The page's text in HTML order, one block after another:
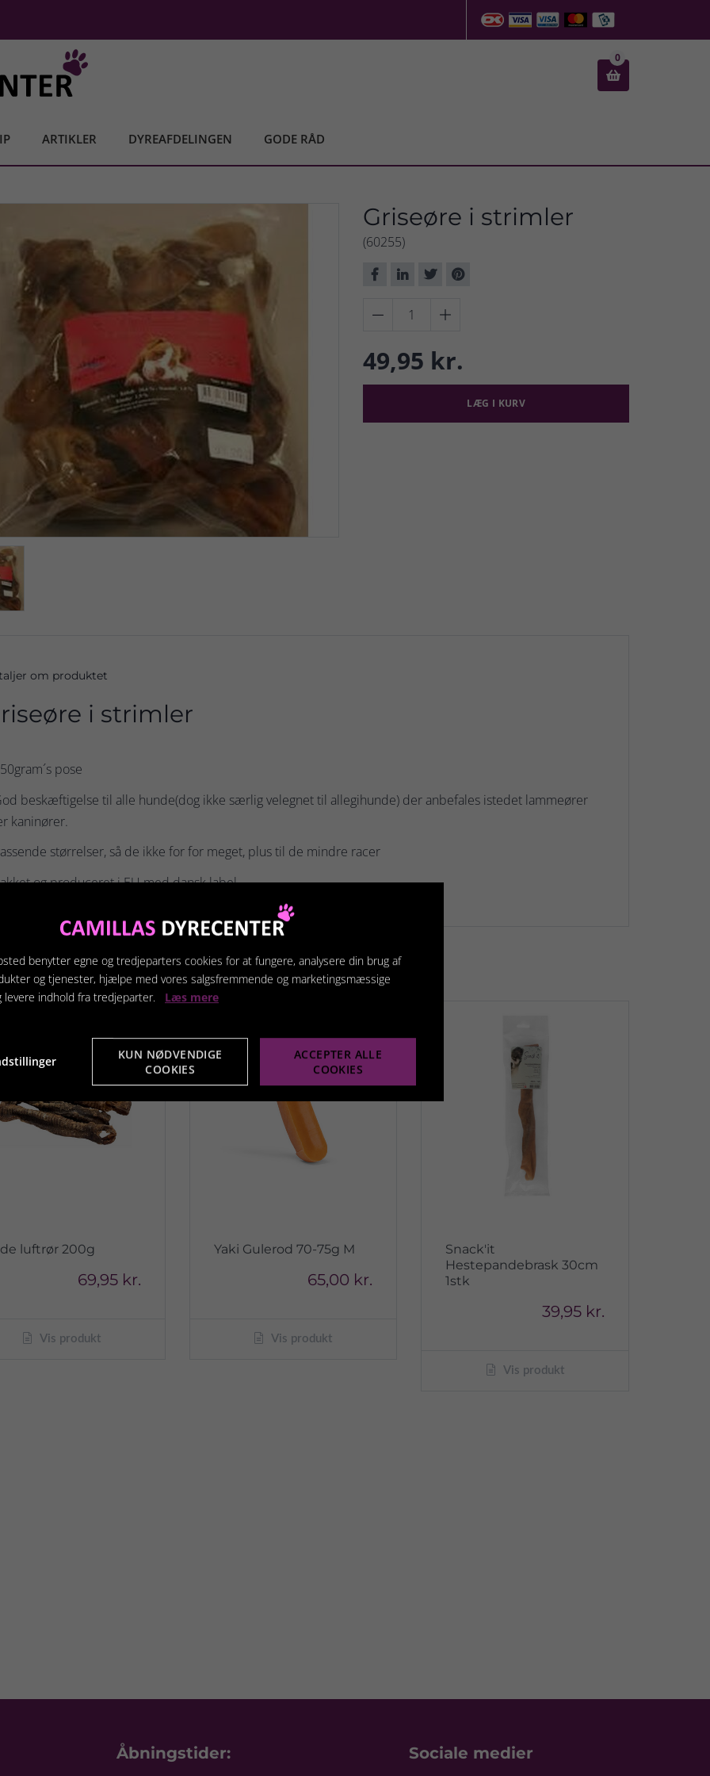

0
ARTIKLER DYREAFDELINGEN GODE RÅD
Griseøre i strimler
(60255)
 
49,95 kr.
LÆG I KURV
om produktet
i strimler
pose
beskæftigelse til alle hunde(dog ikke særlig velegnet til allegihunde) der anbefales istedet lammeører
kaninører.
størrelser, så de ikke for for meget, plus til de mindre racer
og produceret i EU med dansk label.
produkter
luftrør 200g
69,95 kr.
Vis produkt
Yaki Gulerod 70-75g M
65,00 kr.
Vis produkt
Snack'it
Hestepandebrask 30cm
1stk
39,95 kr.
Vis produkt
Åbningstider: Sociale medier
benytter egne og tredjeparters cookies for at fungere, analysere din brug af
og tjenester, hjælpe med vores salgsfremmende og marketingsmæssige
levere indhold fra tredjeparter. Læs mere
KUN NØDVENDIGE
COOKIES
ACCEPTER ALLE
COOKIES